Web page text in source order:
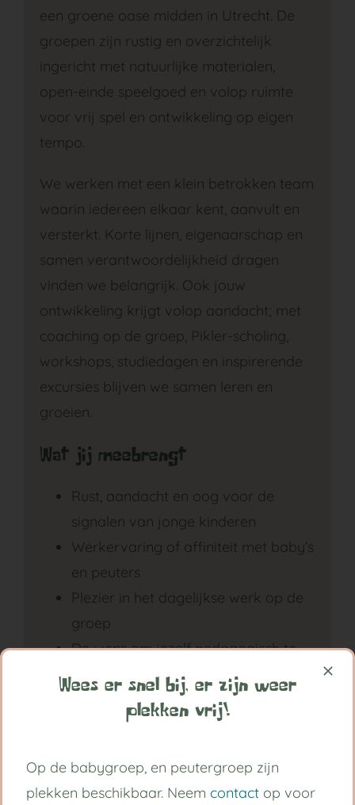
een groene oase midden in Utrecht. De
groepen zijn rustig en overzichtelijk
ingericht met natuurlijke materialen,
open-einde speelgoed en volop ruimte
voor vrij spel en ontwikkeling op eigen
tempo.
We werken met een klein betrokken team
waarin iedereen elkaar kent, aanvult en
versterkt. Korte lijnen, eigenaarschap en
samen verantwoordelijkheid dragen
vinden we belangrijk. Ook jouw
ontwikkeling krijgt volop aandacht; met
coaching op de groep, Pikler-scholing,
workshops, studiedagen en inspirerende
excursies blijven we samen leren en
groeien.
Wat jij meebrengt
Rust, aandacht en oog voor de
signalen van jonge kinderen
Werkervaring of affiniteit met baby’s
en peuters
Plezier in het dagelijkse werk op de
groep
De wens om jezelf pedagogisch te
blijven ontwikkelen
Betrokkenheid bij een klein en
zelfstandig werkend team
Wat wij bieden
Wees er snel bij, er zijn weer
plekken vrij!
Op de babygroep, en peutergroep zijn
plekken beschikbaar. Neem contact op voor